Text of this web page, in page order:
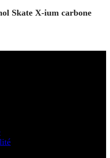
Skate X-ium carbone